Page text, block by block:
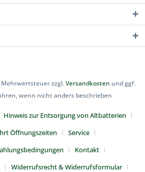
Mehrwertsteuer zzgl.Versandkosten und ggf.
wenn nicht anders beschrieben
Hinweis zur Entsorgung von Altbatterien
Öffnungszeiten
Service
Kontakt
Widerrufsrecht & Widerrufsformular